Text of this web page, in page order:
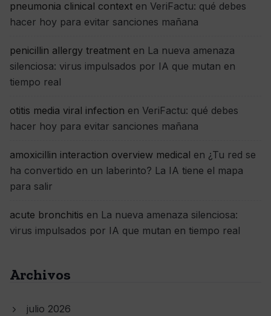
pneumonia clinical context en VeriFactu: qué debes
hacer hoy para evitar sanciones mañana
penicillin allergy treatment en La nueva amenaza
silenciosa: virus impulsados por IA que mutan en
tiempo real
otitis media viral infection en VeriFactu: qué debes
hacer hoy para evitar sanciones mañana
amoxicillin interaction overview medical en ¿Tu red se
ha convertido en un laberinto? La IA tiene el mapa
para salir
acute bronchitis en La nueva amenaza silenciosa:
virus impulsados por IA que mutan en tiempo real
Archivos
julio 2026